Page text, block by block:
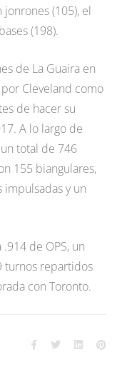
(105), el
(198).
de La Guaira en
Cleveland como
de hacer su
A lo largo de
total de 746
155 biangulares,
impulsadas y un
de OPS, un
turnos repartidos
con Toronto.